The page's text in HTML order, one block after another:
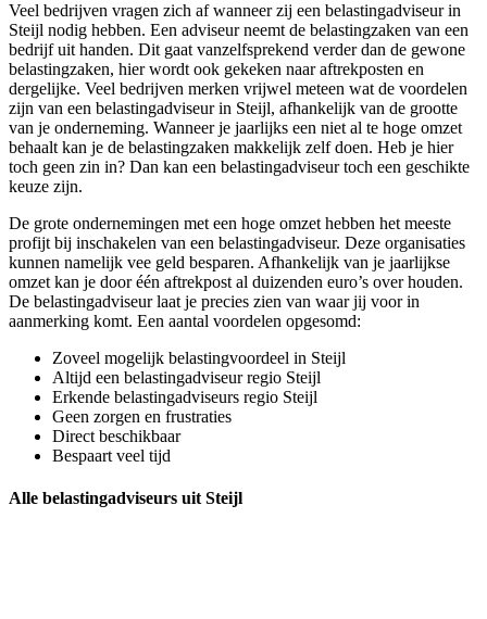
Veel bedrijven vragen zich af wanneer zij een belastingadviseur in
Steijl nodig hebben. Een adviseur neemt de belastingzaken van een
bedrijf uit handen. Dit gaat vanzelfsprekend verder dan de gewone
belastingzaken, hier wordt ook gekeken naar aftrekposten en
dergelijke. Veel bedrijven merken vrijwel meteen wat de voordelen
zijn van een belastingadviseur in Steijl, afhankelijk van de grootte
van je onderneming. Wanneer je jaarlijks een niet al te hoge omzet
behaalt kan je de belastingzaken makkelijk zelf doen. Heb je hier
toch geen zin in? Dan kan een belastingadviseur toch een geschikte
keuze zijn.
De grote ondernemingen met een hoge omzet hebben het meeste
profijt bij inschakelen van een belastingadviseur. Deze organisaties
kunnen namelijk vee geld besparen. Afhankelijk van je jaarlijkse
omzet kan je door één aftrekpost al duizenden euro’s over houden.
De belastingadviseur laat je precies zien van waar jij voor in
aanmerking komt. Een aantal voordelen opgesomd:
Zoveel mogelijk belastingvoordeel in Steijl
Altijd een belastingadviseur regio Steijl
Erkende belastingadviseurs regio Steijl
Geen zorgen en frustraties
Direct beschikbaar
Bespaart veel tijd
Alle belastingadviseurs uit Steijl